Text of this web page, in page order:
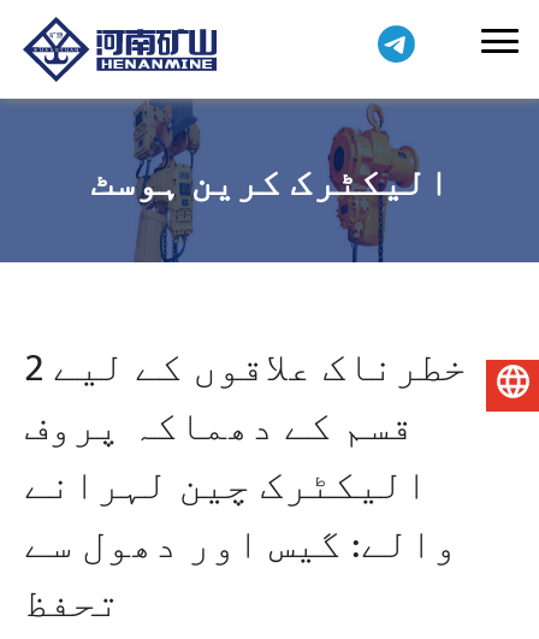
الیکٹرک کرین ہوسٹ
خطرناک علاقوں کے لیے 2
قسم کے دھماکہ پروف
الیکٹرک چین لہرانے
والے: گیس اور دھول سے
تحفظ
اردو